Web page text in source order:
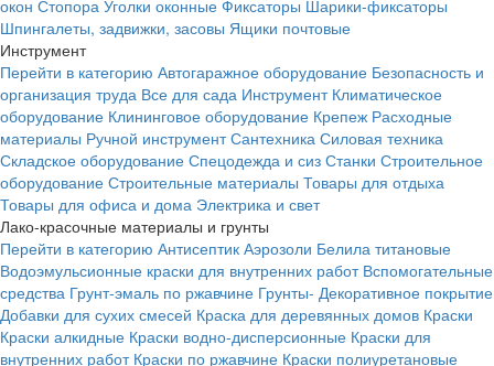
окон Стопора Уголки оконные Фиксаторы Шарики-фиксаторы
Шпингалеты, задвижки, засовы Ящики почтовые
Инструмент
Перейти в категорию Автогаражное оборудование Безопасность и
организация труда Все для сада Инструмент Климатическое
оборудование Клининговое оборудование Крепеж Расходные
материалы Ручной инструмент Сантехника Силовая техника
Складское оборудование Спецодежда и сиз Станки Строительное
оборудование Строительные материалы Товары для отдыха
Товары для офиса и дома Электрика и свет
Лако-красочные материалы и грунты
Перейти в категорию Антисептик Аэрозоли Белила титановые
Водоэмульсионные краски для внутренних работ Вспомогательные
средства Грунт-эмаль по ржавчине Грунты- Декоративное покрытие
Добавки для сухих смесей Краска для деревянных домов Краски
Краски алкидные Краски водно-дисперсионные Краски для
внутренних работ Краски по ржавчине Краски полиуретановые